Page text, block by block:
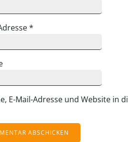
*
E-Mail-Adresse und Website in